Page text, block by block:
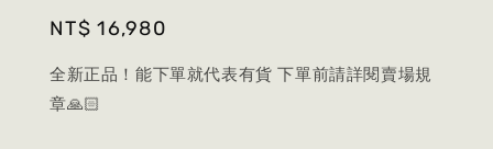
Regular
NT$ 16,980
全新正品！能下單就代表有貨 下單前請詳閱賣場規
章🙏🏻